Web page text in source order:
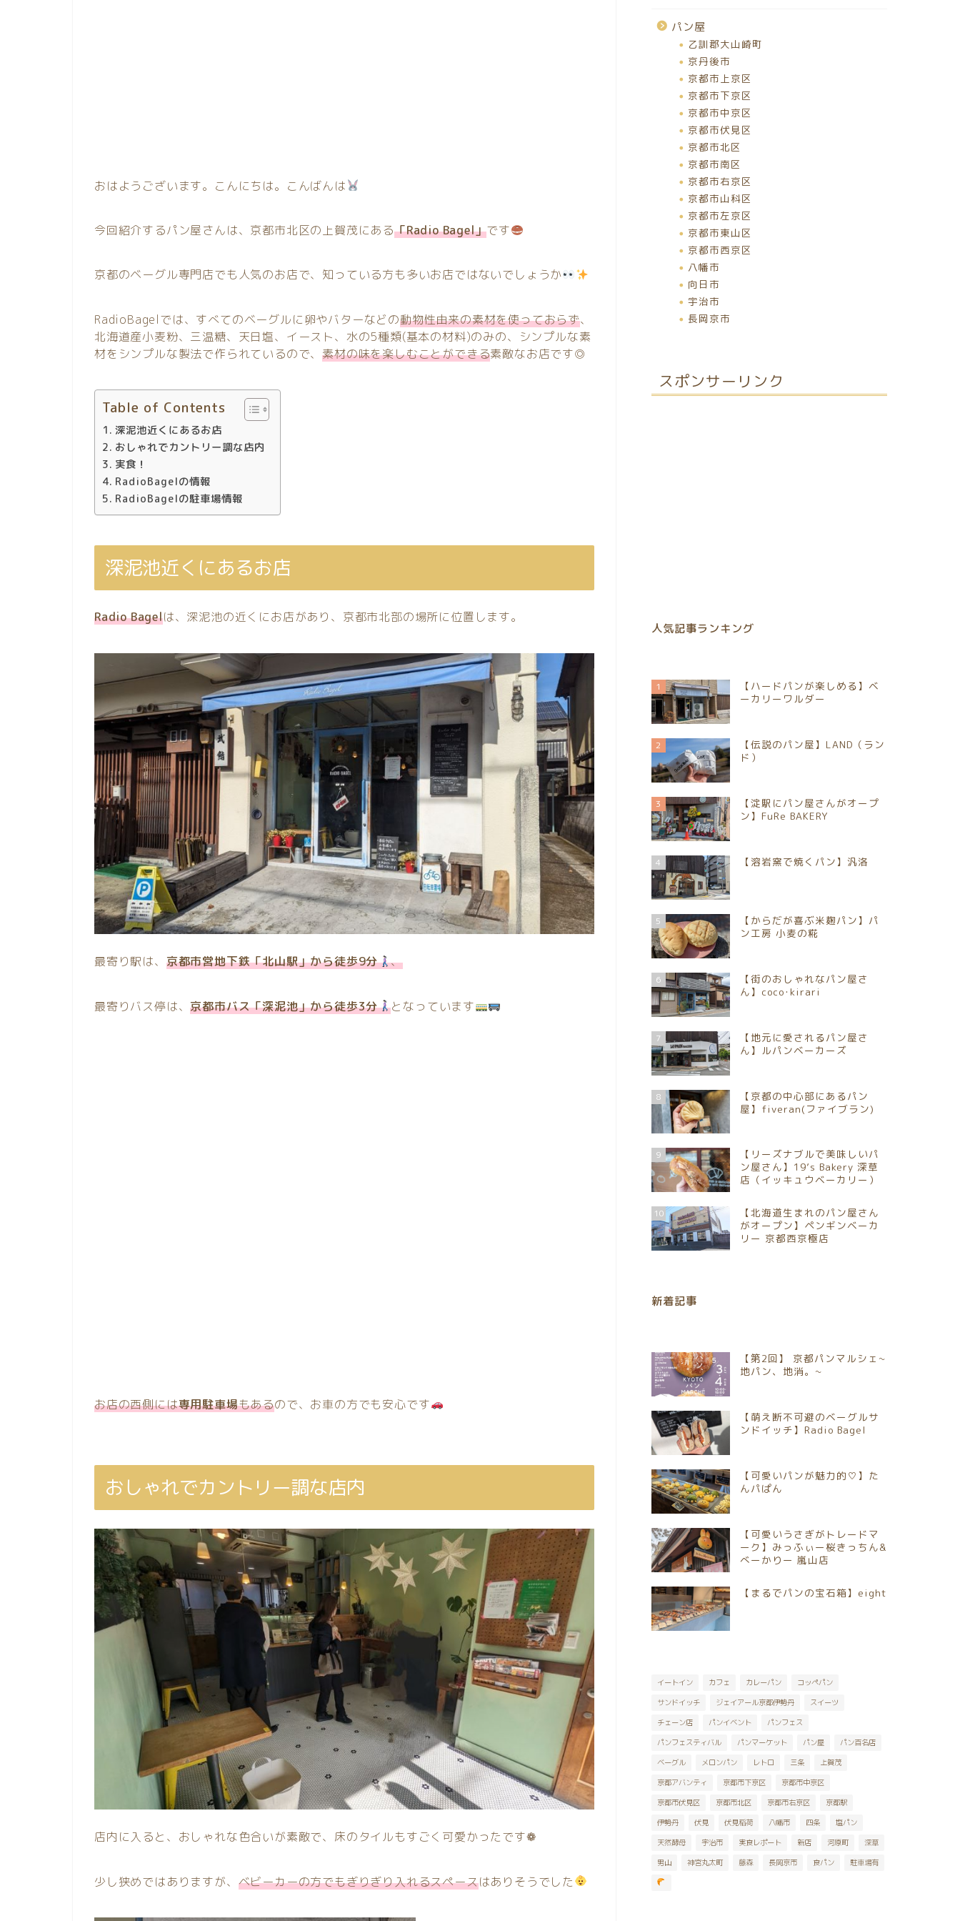
おはようございます。こんにちは。こんばんは
今回紹介するパン屋さんは、京都市北区の上賀茂にある「Radio Bagel」です
京都のベーグル専門店でも人気のお店で、知っている方も多いお店ではないでしょうか
RadioBagelでは、すべてのベーグルに卵やバターなどの動物性由来の素材を使っておらず、
北海道産小麦粉、三温糖、天日塩、イースト、水の5種類(基本の材料)のみの、シンプルな素
材をシンプルな製法で作られているので、素材の味を楽しむことができる素敵なお店です◎
Table of Contents
深泥池近くにあるお店
おしゃれでカントリー調な店内
実食！
RadioBagelの情報
RadioBagelの駐車場情報
深泥池近くにあるお店
Radio Bagelは、深泥池の近くにお店があり、京都市北部の場所に位置します。
最寄り駅は、 京都市営地下鉄「北山駅」から徒歩9分 、
最寄りバス停は、京都市バス「深泥池」から徒歩3分 となっています
お店の西側には専用駐車場もあるので、お車の方でも安心です
おしゃれでカントリー調な店内
店内に入ると、おしゃれな色合いが素敵で、床のタイルもすごく可愛かったです❁
少し狭めではありますが、 ベビーカーの方でもぎりぎり入れるスペースはありそうでした
パン屋
乙訓郡大山崎町
京丹後市
京都市上京区
京都市下京区
京都市中京区
京都市伏見区
京都市北区
京都市南区
京都市右京区
京都市山科区
京都市左京区
京都市東山区
京都市西京区
八幡市
向日市
宇治市
長岡京市
スポンサーリンク
人気記事ランキング
1
【ハードパンが楽しめる】ベ
ーカリーワルダー
2
【伝説のパン屋】LAND（ラン
ド）
3
【淀駅にパン屋さんがオープ
ン】FuRe BAKERY
4 【溶岩窯で焼くパン】汎洛
5
【からだが喜ぶ米麹パン】パ
ン工房 小麦の糀
6
【街のおしゃれなパン屋さ
ん】coco･kirari
7
【地元に愛されるパン屋さ
ん】ルパンベーカーズ
8
【京都の中心部にあるパン
屋】fiveran(ファイブラン)
9
【リーズナブルで美味しいパ
ン屋さん】19’s Bakery 深草
店（イッキュウベーカリー）
10
【北海道生まれのパン屋さん
がオープン】ペンギンベーカ
リー 京都西京極店
新着記事
【第2回】 京都パンマルシェ~
地パン、地消。~
【萌え断不可避のベーグルサ
ンドイッチ】Radio Bagel
【可愛いパンが魅力的♡】た
んパぱん
【可愛いうさぎがトレードマ
ーク】みっふぃー桜きっちん&
べーかりー 嵐山店
【まるでパンの宝石箱】eight
イートイン カフェ カレーパン
コッペパン
サンドイッチ
ジェイアール京都伊勢丹
スイーツ
チェーン店
パンイベント
パンフェス
パンフェスティバル
パンマーケット パン屋
パン百名店
ベーグル
メロンパン レトロ 三条
上賀茂
京都アバンティ
京都市下京区
京都市中京区
京都市伏見区
京都市北区 京都市右京区
京都駅
伊勢丹
伏見 伏見稲荷 八幡市 四条
塩パン
天然酵母
宇治市 実食レポート 新店 河原町
深草
男山
神宮丸太町 藤森 長岡京市 食パン 駐車場有